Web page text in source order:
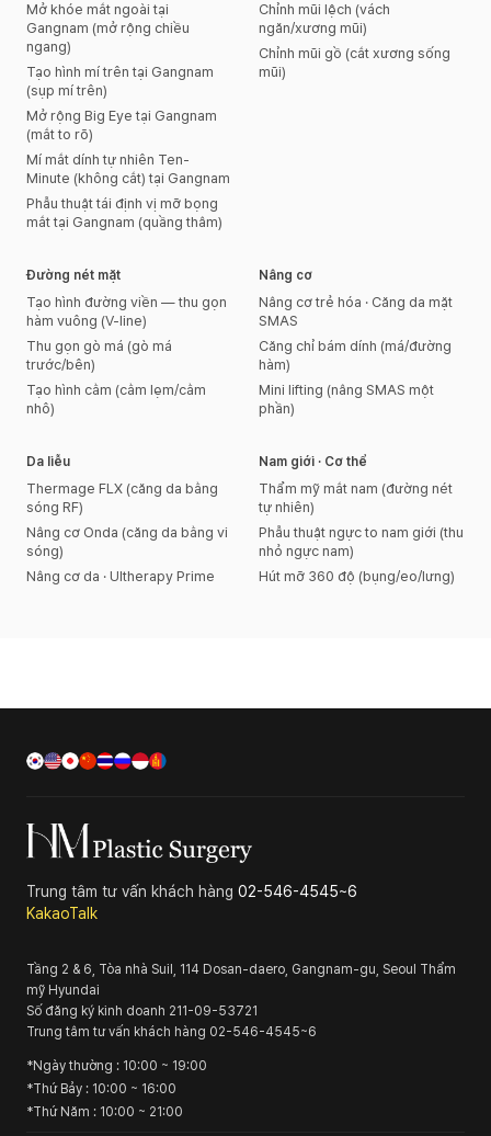
Mở khóe mắt ngoài tại
Gangnam (mở rộng chiều
ngang)
Tạo hình mí trên tại Gangnam
(sụp mí trên)
Mở rộng Big Eye tại Gangnam
(mắt to rõ)
Mí mắt dính tự nhiên Ten-
Minute (không cắt) tại Gangnam
Phẫu thuật tái định vị mỡ bọng
mắt tại Gangnam (quầng thâm)
Chỉnh mũi lệch (vách
ngăn/xương mũi)
Chỉnh mũi gồ (cắt xương sống
mũi)
Đường nét mặt
Tạo hình đường viền — thu gọn
hàm vuông (V-line)
Thu gọn gò má (gò má
trước/bên)
Tạo hình cằm (cằm lẹm/cằm
nhô)
Nâng cơ
Nâng cơ trẻ hóa · Căng da mặt
SMAS
Căng chỉ bám dính (má/đường
hàm)
Mini lifting (nâng SMAS một
phần)
Da liễu
Thermage FLX (căng da bằng
sóng RF)
Nâng cơ Onda (căng da bằng vi
sóng)
Nâng cơ da · Ultherapy Prime
Nam giới · Cơ thể
Thẩm mỹ mắt nam (đường nét
tự nhiên)
Phẫu thuật ngực to nam giới (thu
nhỏ ngực nam)
Hút mỡ 360 độ (bụng/eo/lưng)
Trung tâm tư vấn khách hàng 02-546-4545~6
KakaoTalk
Tầng 2 & 6, Tòa nhà Suil, 114 Dosan-daero, Gangnam-gu, Seoul Thẩm
mỹ Hyundai
Số đăng ký kinh doanh 211-09-53721
Trung tâm tư vấn khách hàng 02-546-4545~6
*Ngày thường : 10:00 ~ 19:00
*Thứ Bảy : 10:00 ~ 16:00
*Thứ Năm : 10:00 ~ 21:00